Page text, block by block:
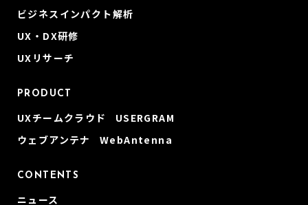
ビジネスインパクト解析
UX・DX研修
UXリサーチ
PRODUCT
UXチームクラウド USERGRAM
ウェブアンテナ WebAntenna
CONTENTS
ニュース